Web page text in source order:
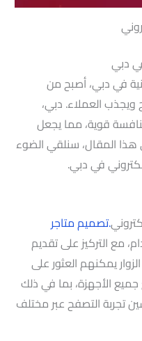
دبي
في دبي، أصبح من
ويجذب العملاء. دبي،
قوية، مما يجعل
هذا المقال، سنلقي الضوء
في دبي.
.تصميم متاجر
مع التركيز على تقديم
يمكنهم العثور على
الأجهزة، بما في ذلك
تجربة التصفح عبر مختلف